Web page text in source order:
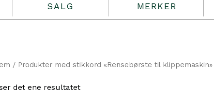
SALG MERKER
/ Produkter med stikkord «Rensebørste til klippemaskin»
det ene resultatet